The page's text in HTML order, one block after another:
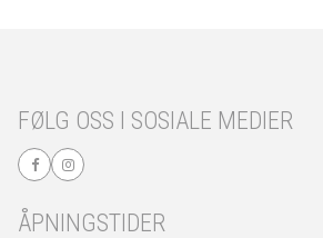
FØLG OSS I SOSIALE MEDIER
ÅPNINGSTIDER